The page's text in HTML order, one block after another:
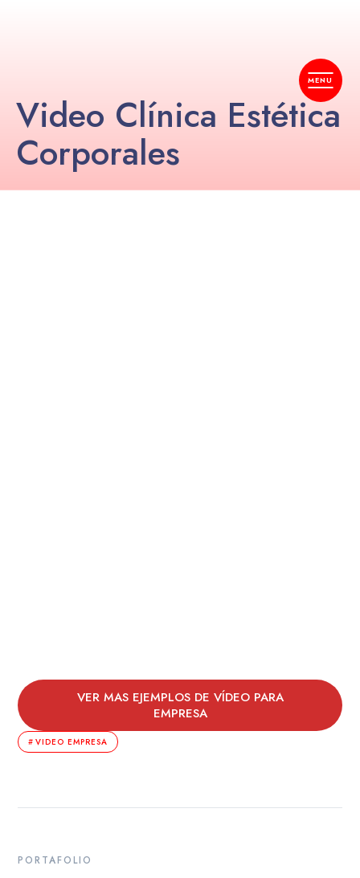
Video Clínica Estética
Corporales
VER MAS EJEMPLOS DE VÍDEO PARA
EMPRESA
VIDEO EMPRESA
PORTAFOLIO